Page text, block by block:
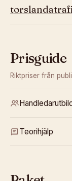
Prisguide
Riktpriser från
Teorihjälp